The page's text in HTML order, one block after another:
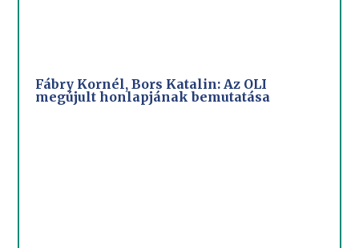
Fábry Kornél, Bors Katalin: Az OLI
megújult honlapjának bemutatása